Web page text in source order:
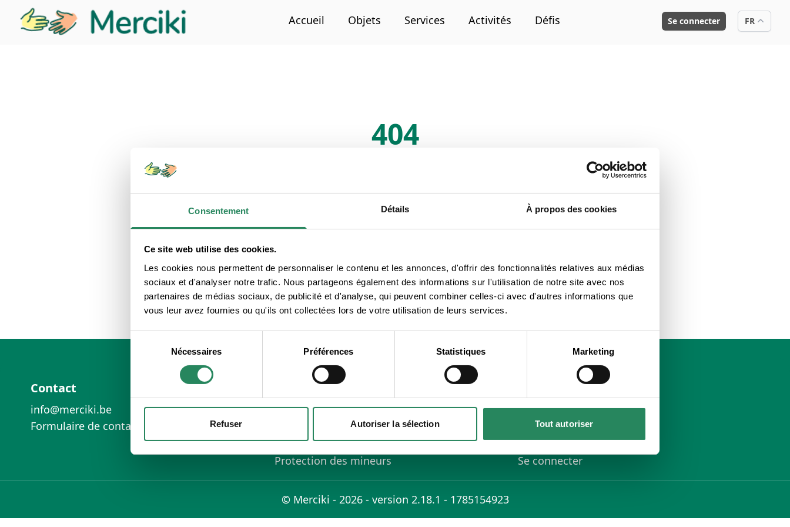
Consentement Détails À propos des cookies
Ce site web utilise des cookies.
Les cookies nous permettent de personnaliser le contenu et les annonces, d'offrir des fonctionnalités relatives aux médias
sociaux et d'analyser notre trafic. Nous partageons également des informations sur l'utilisation de notre site avec nos
partenaires de médias sociaux, de publicité et d'analyse, qui peuvent combiner celles-ci avec d'autres informations que
vous leur avez fournies ou qu'ils ont collectées lors de votre utilisation de leurs services.
Sélection
consentement
Nécessaires Préférences Statistiques Marketing
Refuser Autoriser la sélection Tout autoriser
Accueil Objets Services Activités Défis Se connecter FR
404
La page que vous cherchez n'existe pas ou a été déplacée.
Contact
info@merciki.be
Formulaire de contact
En savoir plus
FAQ
Conditions d'utilisation
Règlement de la vie privée
Protection des mineurs
Plan du site
Suppression de compte
Concours
S'inscrire
Se connecter
© Merciki - 2026 - version 2.18.1 - 1785154923